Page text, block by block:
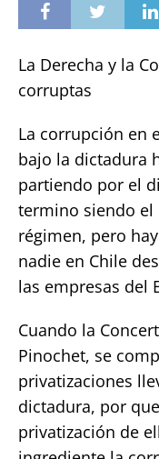
La Derecha y la
corruptas
La corrupción en
bajo la dictadura
partiendo por el
termino siendo el
régimen, pero
nadie en Chile
las empresas del
Cuando la
Pinochet, se
privatizaciones
dictadura, por
privatización de